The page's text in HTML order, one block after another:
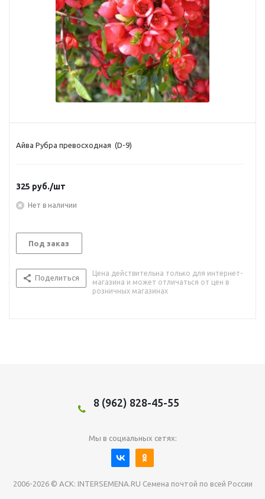
Айва Рубра превосходная (D-9)
325 руб./шт
Нет в наличии
Под заказ
Поделиться
Цена действительна только для интернет-
магазина и может отличаться от цен в
розничных магазинах
8 (962) 828-45-55
Мы в социальных сетях:
2006-2026 © АСК: INTERSEMENA.RU Семена почтой по всей России